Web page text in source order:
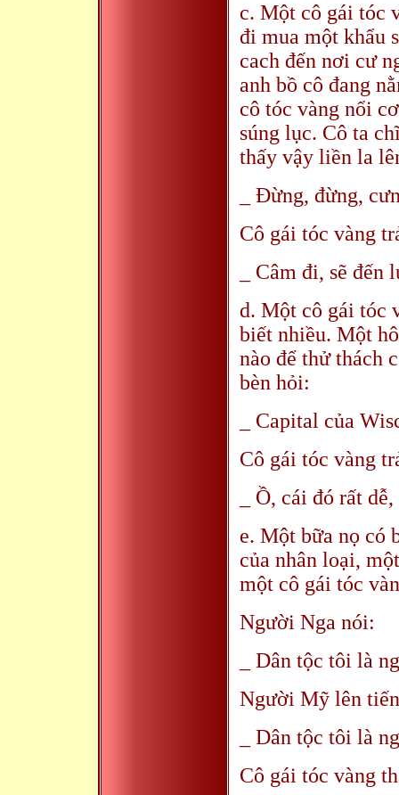
c. Một cô gái tóc
đi mua một khẩu
cach đến nơi cư
anh bồ cô đang
cô tóc vàng nổi
súng lục. Cô ta
thấy vậy liền la
_ Đừng, đừng,
Cô gái tóc vàng
_ Câm đi, sẽ đến
d. Một cô gái tóc
biết nhiều. Một
nào để thử thách
bèn hỏi:
_ Capital của
Cô gái tóc vàng
_ Ồ, cái đó rất
e. Một bữa nọ có
của nhân loại,
một cô gái tóc
Người Nga nói:
_ Dân tộc tôi là
Người Mỹ lên
_ Dân tộc tôi là
Cô gái tóc vàng